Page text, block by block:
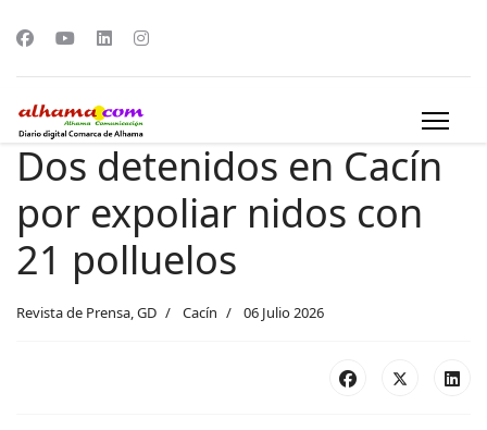
Dos detenidos en Cacín
por expoliar nidos con
21 polluelos
Revista de Prensa, GD Cacín 06 Julio 2026